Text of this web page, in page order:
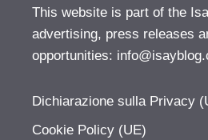
This website is part of the
advertising, press releases
opportunities:
Dichiarazione sulla Privacy
Cookie Policy (UE)